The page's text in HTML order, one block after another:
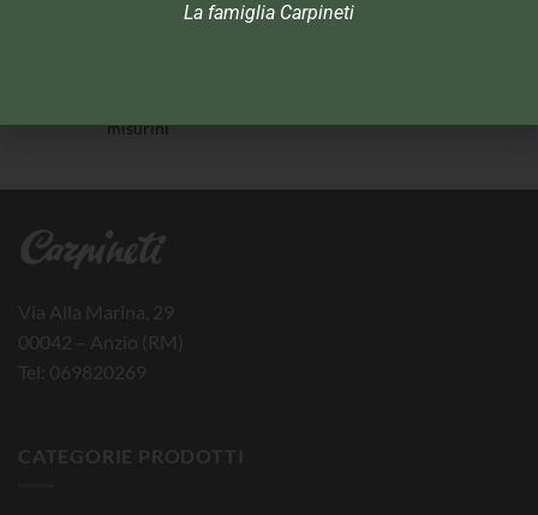
misurini
Via Alla Marina, 29
00042 – Anzio (RM)
Tel: 069820269
CATEGORIE PRODOTTI
La famiglia Carpineti